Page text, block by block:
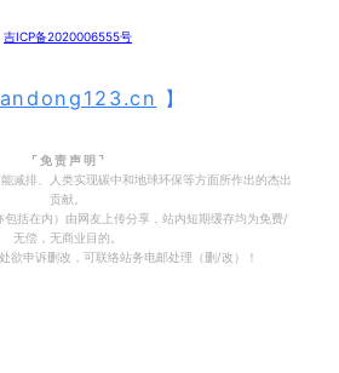
吉ICP备2020006555号
】
⌜ 免 责 声 明 ⌝
减排、人类实现碳中和地球环保等方面所作出的杰出
贡献。
包括在内）由网友上传分享，站内短期缓存均为免费/
无偿，无商业目的。
欲申诉删改，可联络站务电邮处理（删/改）！